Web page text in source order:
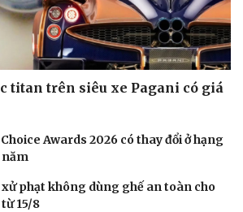
titan trên siêu xe Pagani có giá
Awards 2026 có thay đổi ở hạng
năm
xử phạt không dùng ghế an toàn cho
15/8